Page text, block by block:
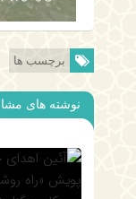
برچسب ها
نوشته های